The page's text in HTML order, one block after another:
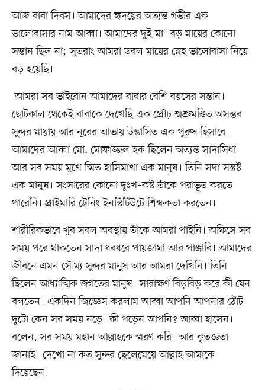
আজ বাবা দিবস। আমাদের হৃদয়ের অত্যন্ত গভীর এক
ভালোবাসার নাম আব্বা। আমাদের দুই মা। বড় মায়ের কোনো
সন্তান ছিল না; সুতরাং আমরা ডবল মায়ের স্নেহ ভালোবাসা নিয়ে
বড় হয়েছি।
আমরা সব ভাইবোন আমাদের বাবার বেশি বয়সের সন্তান।
ছোটকাল থেকেই বাবাকে দেখেছি এক প্রৌঢ় শ্মশ্রুমণ্ডিত অসম্ভব
সুন্দর মায়ায় আর নূরের আভায় উদ্ভাসিত এক পুরুষ হিসাবে।
আমাদের আব্বা মো. মোফাজ্জল হক ছিলেন অত্যন্ত সাদাসিধা
আর সব সময় মুখে স্মিত হাসিমাখা এক মানুষ। তিনি সদা সন্তুষ্ট
এক মানুষ। সংসারের কোনো দুঃখ–কষ্ট তাঁকে পরাভূত করতে
পারেনি। প্রাইমারি ট্রেনিং ইনস্টিটিউটে শিক্ষকতা করতেন।
শারীরিকভাবে খুব সবল অবস্থায় তাঁকে আমরা পাইনি। অফিসে সব
সময় পরে থাকতেন সাদা ধবধবে পায়জামা আর পাঞ্জাবি। আমাদের
জীবনে এমন সৌম৵ সুন্দর মানুষ আর আমরা দেখিনি। তিনি
ছিলেন আধ্যাত্মিক জগতের মানুষ। সারাক্ষণ বিড়বিড় করে কী যেন
বলতেন। একদিন জিজ্ঞেস করলাম আব্বা আপনি আপনার ঠোঁট
দুটো কেন সব সময় নড়ে। কী পড়েন আপনি? আব্বা হাসেন।
বলেন, সব সময় মহান আল্লাহকে স্মরণ করি। আর কৃতজ্ঞতা
জানাই। দেখো না কত সুন্দর ছেলেমেয়ে আল্লাহ আমাকে
দিয়েছেন।